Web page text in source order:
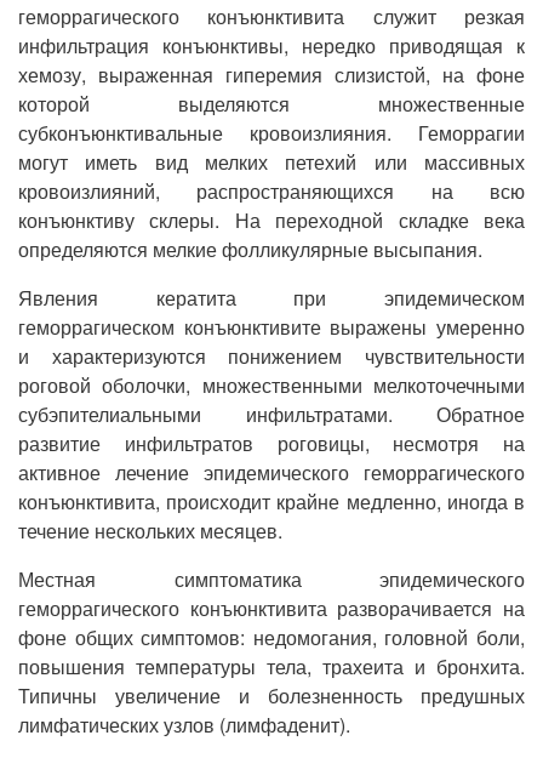
геморрагического конъюнктивита служит резкая
инфильтрация конъюнктивы, нередко приводящая к
хемозу, выраженная гиперемия слизистой, на фоне
которой выделяются множественные
субконъюнктивальные кровоизлияния. Геморрагии
могут иметь вид мелких петехий или массивных
кровоизлияний, распространяющихся на всю
конъюнктиву склеры. На переходной складке века
определяются мелкие фолликулярные высыпания.
Явления кератита при эпидемическом
геморрагическом конъюнктивите выражены умеренно
и характеризуются понижением чувствительности
роговой оболочки, множественными мелкоточечными
субэпителиальными инфильтратами. Обратное
развитие инфильтратов роговицы, несмотря на
активное лечение эпидемического геморрагического
конъюнктивита, происходит крайне медленно, иногда в
течение нескольких месяцев.
Местная симптоматика эпидемического
геморрагического конъюнктивита разворачивается на
фоне общих симптомов: недомогания, головной боли,
повышения температуры тела, трахеита и бронхита.
Типичны увеличение и болезненность предушных
лимфатических узлов (лимфаденит).